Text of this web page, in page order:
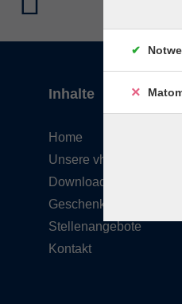
Inhalte
Home
Unsere vhs
Downloads
Geschenkgutschein
Stellenangebote
Kontakt